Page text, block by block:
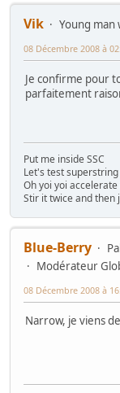
Vik
Young man
08 Décembre 2008 à
Je confirme pour
parfaitement
Put me inside SSC
Let's test
Oh yoi yoi
Stir it twice and then
Blue-Berry
Modérateur
08 Décembre 2008 à
Narrow, je viens